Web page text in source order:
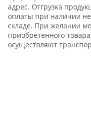
адрес. Отгрузка
оплаты при наличии
складе. При желании
приобретенного
осуществляют